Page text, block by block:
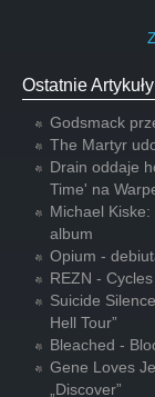
Ostatnie Artykuły
Godsmack
The Martyr
Drain oddaje
Time' na
Michael
album
Opium -
REZN -
Suicide
Hell Tour”
Bleached -
Gene Loves
„Discover”